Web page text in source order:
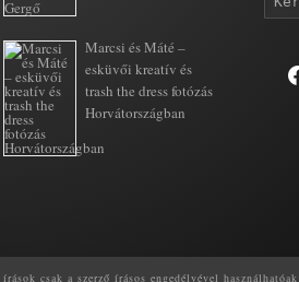
Marcsi és Máté –
esküvői kreatív és
trash the dress fotózás
Horvátországban
csak a szerző írásos engedélyével használhatóak